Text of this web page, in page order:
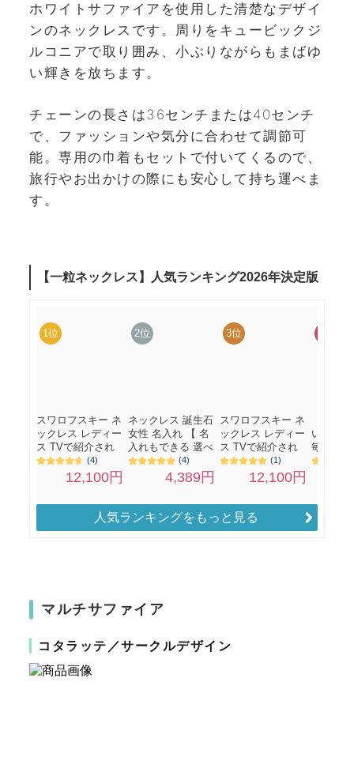
ホワイトサファイアを使用した清楚なデザイ
ンのネックレスです。周りをキュービックジ
ルコニアで取り囲み、小ぶりながらもまばゆ
い輝きを放ちます。
チェーンの長さは36センチまたは40センチ
で、ファッションや気分に合わせて調節可
能。専用の巾着もセットで付いてくるので、
旅行やお出かけの際にも安心して持ち運べま
す。
人気ランキングをもっと見る
マルチサファイア
コタラッテ／サークルデザイン